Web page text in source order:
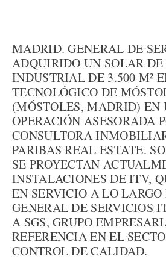
MADRID. GENERAL DE
ADQUIRIDO UN SOLAR DE
INDUSTRIAL DE 3.500 M²
TECNOLÓGICO DE
(MÓSTOLES, MADRID) EN
OPERACIÓN ASESORADA
CONSULTORA
PARIBAS REAL ESTATE.
SE PROYECTAN
INSTALACIONES DE ITV,
EN SERVICIO A LO LARGO
GENERAL DE SERVICIOS
A SGS, GRUPO
REFERENCIA EN EL
CONTROL DE CALIDAD.